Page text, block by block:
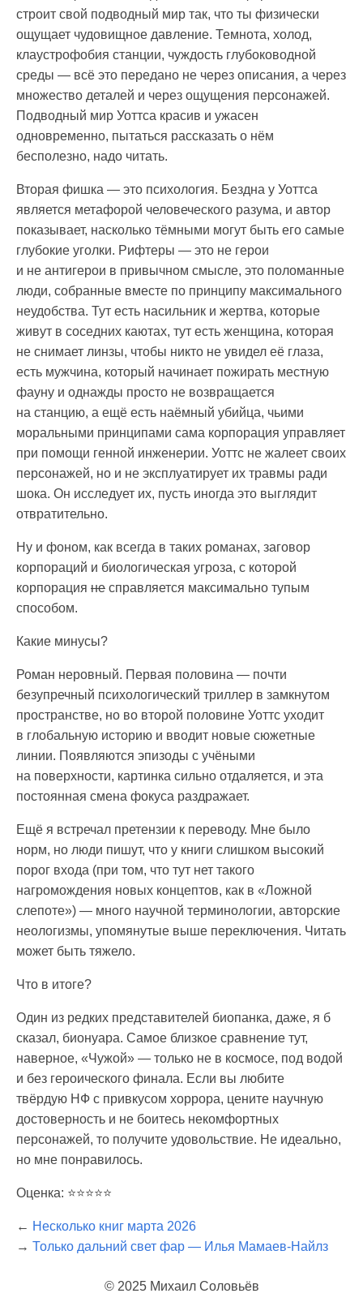
строит свой подводный мир так, что ты физически
ощущает чудовищное давление. Темнота, холод,
клаустрофобия станции, чуждость глубоководной
среды — всё это передано не через описания, а через
множество деталей и через ощущения персонажей.
Подводный мир Уоттса красив и ужасен
одновременно, пытаться рассказать о нём
бесполезно, надо читать.
Вторая фишка — это психология. Бездна у Уоттса
является метафорой человеческого разума, и автор
показывает, насколько тёмными могут быть его самые
глубокие уголки. Рифтеры — это не герои
и не антигерои в привычном смысле, это поломанные
люди, собранные вместе по принципу максимального
неудобства. Тут есть насильник и жертва, которые
живут в соседних каютах, тут есть женщина, которая
не снимает линзы, чтобы никто не увидел её глаза,
есть мужчина, который начинает пожирать местную
фауну и однажды просто не возвращается
на станцию, а ещё есть наёмный убийца, чьими
моральными принципами сама корпорация управляет
при помощи генной инженерии. Уоттс не жалеет своих
персонажей, но и не эксплуатирует их травмы ради
шока. Он исследует их, пусть иногда это выглядит
отвратительно.
Ну и фоном, как всегда в таких романах, заговор
корпораций и биологическая угроза, с которой
корпорация не справляется максимально тупым
способом.
Какие минусы?
Роман неровный. Первая половина — почти
безупречный психологический триллер в замкнутом
пространстве, но во второй половине Уоттс уходит
в глобальную историю и вводит новые сюжетные
линии. Появляются эпизоды с учёными
на поверхности, картинка сильно отдаляется, и эта
постоянная смена фокуса раздражает.
Ещё я встречал претензии к переводу. Мне было
норм, но люди пишут, что у книги слишком высокий
порог входа (при том, что тут нет такого
нагромождения новых концептов, как в «Ложной
слепоте») — много научной терминологии, авторские
неологизмы, упомянутые выше переключения. Читать
может быть тяжело.
Что в итоге?
Один из редких представителей биопанка, даже, я б
сказал, бионуара. Самое близкое сравнение тут,
наверное, «Чужой» — только не в космосе, под водой
и без героического финала. Если вы любите
твёрдую НФ с привкусом хоррора, цените научную
достоверность и не боитесь некомфортных
персонажей, то получите удовольствие. Не идеально,
но мне понравилось.
Оценка: ⭐️⭐️⭐️⭐️⭐️
← Несколько книг марта 2026
→ Только дальний свет фар — Илья Мамаев-Найлз
© 2025 Михаил Соловьёв